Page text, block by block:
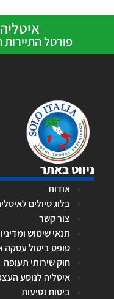
פורטל
ניווט באתר
אודות
בלוג טיולים
צור קשר
תנאי שימוש
טופס ביטול עסקה
חוק שירותי תעופה
איטליה לנוסע
ביטוח נסיעות